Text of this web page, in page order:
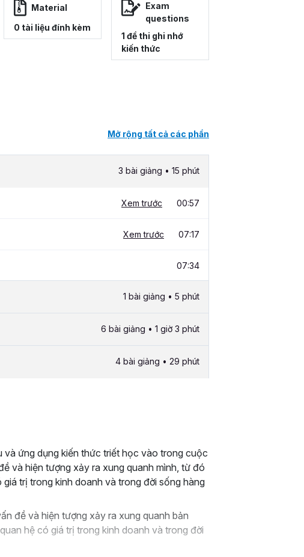
Material
0 tài liệu đính kèm
Exam
questions
1 đề thi ghi nhớ
kiến thức
Mở rộng tất cả các phần
3 bài giảng • 15 phút
Xem trước 00:57
Xem trước 07:17
07:34
1 bài giảng • 5 phút
6 bài giảng • 1 giờ 3 phút
4 bài giảng • 29 phút
và ứng dụng kiến thức triết học vào trong cuộc
và hiện tượng xảy ra xung quanh mình, từ đó
trị trong kinh doanh và trong đời sống hàng
đề và hiện tượng xảy ra xung quanh bản
hệ có giá trị trong kinh doanh và trong đời